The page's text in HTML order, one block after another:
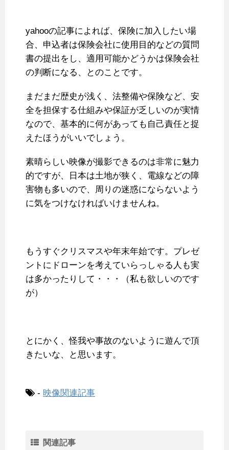
yahooの記事によれば、保険に加入したい場
合、申込者は保険会社に使用目的などの質問
書の提出をし、適用可能かどうかは保険会社
の判断になる、とのことです。
まだまだ歴史が浅く、法整備や保険など、安
全を担保する仕組みや保証が乏しいのが実情
なので、基本的に何があっても自己責任と捉
えたほうがいいでしょう。
素晴らしい映像が撮影できるのは非常に魅力
的ですが、日本は土地が狭く、電線などの障
害物も多いので、周りの迷惑にならないよう
に気をつけなければいけませんね。
もうすぐクリスマスや年末年始です。プレゼ
ントにドローンを考えていらっしゃる人も実
は多かったりして・・・（私も欲しいのです
が）
とにかく、怪我や事故のないように遊んで頂
きたいな、と思います。
- 映像関連記事
関連記事